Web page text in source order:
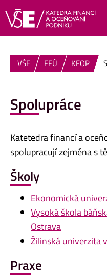
VŠE FFÚ KFOP
Spolupráce
Katetedra financí a
spolupracují zejména s
Školy
Ekonomická
Vysoká škola
Ostrava
Žilinská univerzita
Praxe